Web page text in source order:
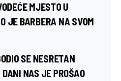
MJESTO U
JE BARBERA NA SVOM
SE NESRETAN
NAS JE PROŠAO